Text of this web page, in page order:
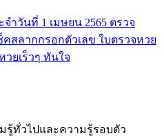
ำวันที่ 1 เมษยน 2565 ตรวจ
สลากกรอกตัวเลข ใบตรวจหวย
ยเร็วๆ ทันใจ
รู้ทั่วไปและความรู้รอบตัว